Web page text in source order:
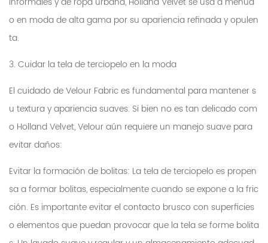
o en moda de alta gama por su apariencia refinada y opulen
ta.
3. Cuidar la tela de terciopelo en la moda
El cuidado de Velour Fabric es fundamental para mantener s
u textura y apariencia suaves. Si bien no es tan delicado com
o Holland Velvet, Velour aún requiere un manejo suave para
evitar daños:
Evitar la formación de bolitas: La tela de terciopelo es propen
sa a formar bolitas, especialmente cuando se expone a la fric
ción. Es importante evitar el contacto brusco con superficies
o elementos que puedan provocar que la tela se forme bolita